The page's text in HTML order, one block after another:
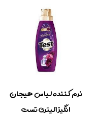
نرم کننده لباس هیجان
انگیز 1لیتری تست